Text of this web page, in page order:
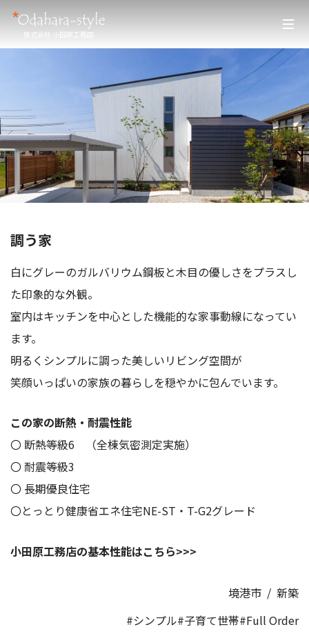
株式会社 小田原工務店
調う家
白にグレーのガルバリウム鋼板と木目の優しさをプラスし
た印象的な外観。
室内はキッチンを中心とした機能的な家事動線になってい
ます。
明るくシンプルに調った美しいリビング空間が
笑顔いっぱいの家族の暮らしを穏やかに包んでいます。
この家の断熱・耐震性能
〇 断熱等級6 （全棟気密測定実施）
〇 耐震等級3
〇 長期優良住宅
〇とっとり健康省エネ住宅NE-ST・T-G2グレード
小田原工務店の基本性能はこちら>>>
境港市 / 新築
#シンプル#子育て世帯#Full Order